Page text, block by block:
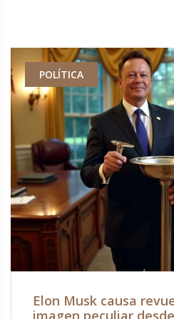
POLÍTICA
Elon Musk causa
imagen peculiar